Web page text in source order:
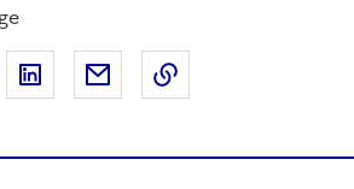
Facebook
Partager sur XPartager sur LinkedIn
Partager par email